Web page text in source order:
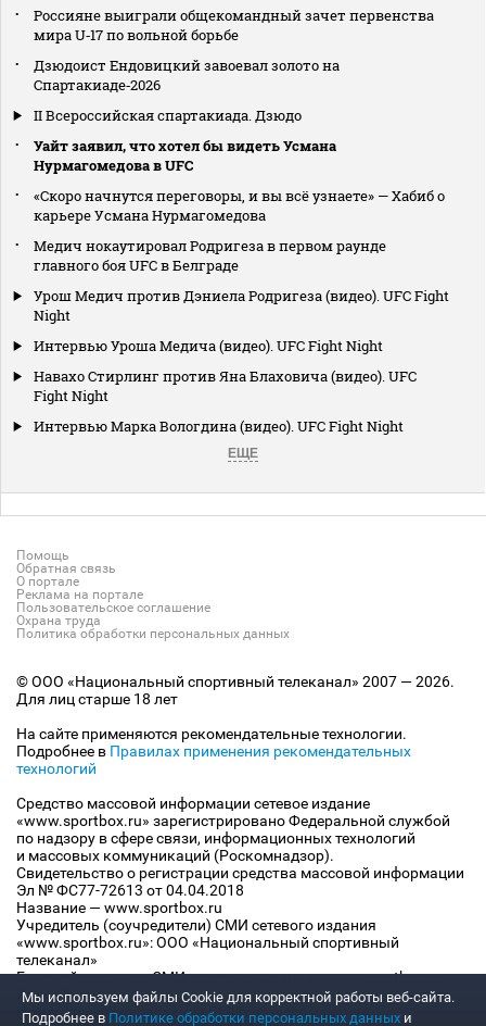
Россияне выиграли общекомандный зачет первенства
мира U‑17 по вольной борьбе
Дзюдоист Ендовицкий завоевал золото на
Спартакиаде‑2026
II Всероссийская спартакиада. Дзюдо
Уайт заявил, что хотел бы видеть Усмана
Нурмагомедова в UFC
«Скоро начнутся переговоры, и вы всё узнаете» — Хабиб о
карьере Усмана Нурмагомедова
Медич нокаутировал Родригеза в первом раунде
главного боя UFC в Белграде
Урош Медич против Дэниела Родригеза (видео). UFC Fight
Night
Интервью Уроша Медича (видео). UFC Fight Night
Навахо Стирлинг против Яна Блаховича (видео). UFC
Fight Night
Интервью Марка Вологдина (видео). UFC Fight Night
ЕЩЕ
Помощь
Обратная связь
О портале
Реклама на портале
Пользовательское соглашение
Охрана труда
Политика обработки персональных данных
© ООО «Национальный спортивный телеканал» 2007 — 2026.
Для лиц старше 18 лет
На сайте применяются рекомендательные технологии.
Подробнее в Правилах применения рекомендательных
технологий
Средство массовой информации сетевое издание
«www.sportbox.ru» зарегистрировано Федеральной службой
по надзору в сфере связи, информационных технологий
и массовых коммуникаций (Роскомнадзор).
Свидетельство о регистрации средства массовой информации
Эл № ФС77-72613 от 04.04.2018
Название — www.sportbox.ru
Учредитель (соучредители) СМИ сетевого издания
«www.sportbox.ru»: ООО «Национальный спортивный
телеканал»
Главный редактор СМИ сетевого издания «www.sportbox.ru»:
Конов В.А.
Номер телефона редакции СМИ сетевого издания
Мы используем файлы Сookie для корректной работы веб-сайта.
Подробнее в Политике обработки персональных данных и